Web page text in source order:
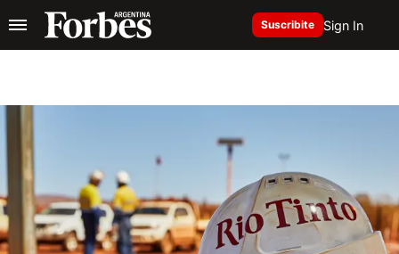
Suscribite Sign In